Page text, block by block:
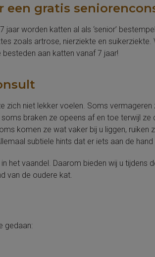
een gratis
jaar worden katten al als ‘senior’
zoals artrose, nierziekte en
aan katten vanaf 7 jaar!
zich niet lekker voelen. Soms
braken ze opeens af en toe terwijl
komen ze wat vaker bij u liggen, ruiken
subtiele hints dat er iets aan de hand
het vaandel. Daarom bieden wij u
van de oudere kat.
gedaan: